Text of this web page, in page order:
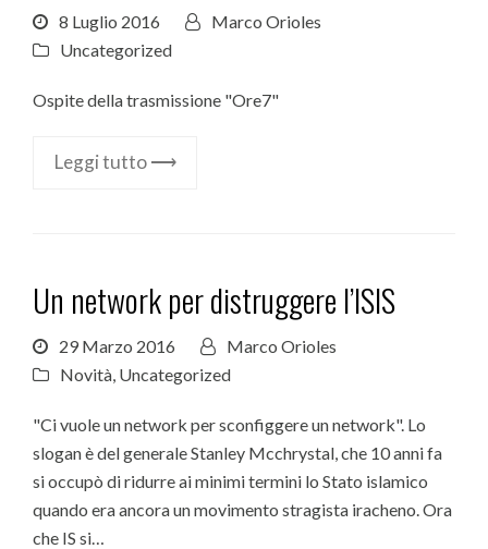
8 Luglio 2016
Marco Orioles
Uncategorized
Ospite della trasmissione "Ore7"
Leggi tutto ⟶
Un network per distruggere l’ISIS
29 Marzo 2016
Marco Orioles
Novità Uncategorized
"Ci vuole un network per sconfiggere un network". Lo
slogan è del generale Stanley Mcchrystal, che 10 anni fa
si occupò di ridurre ai minimi termini lo Stato islamico
quando era ancora un movimento stragista iracheno. Ora
che IS si…